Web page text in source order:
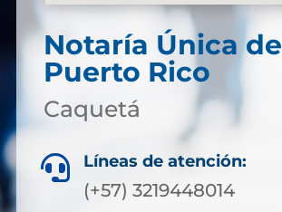
Notaría Única de
Puerto Rico
Caquetá
 Líneas de atención:
(+57) 3219448014